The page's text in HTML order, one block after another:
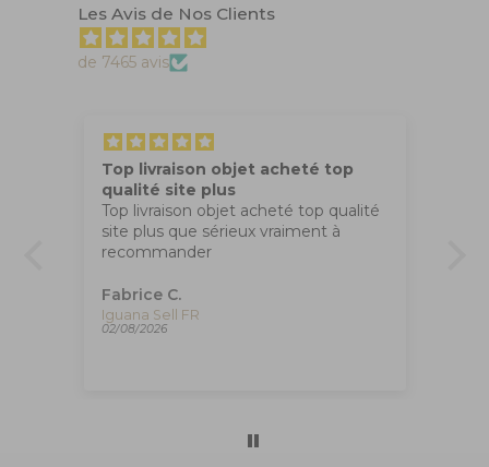
Les Avis de Nos Clients
de 7465 avis
Top livraison objet acheté top
qualité site plus
Top livraison objet acheté top qualité
site plus que sérieux vraiment à
recommander
Fabrice C.
Iguana Sell FR
02/08/2026